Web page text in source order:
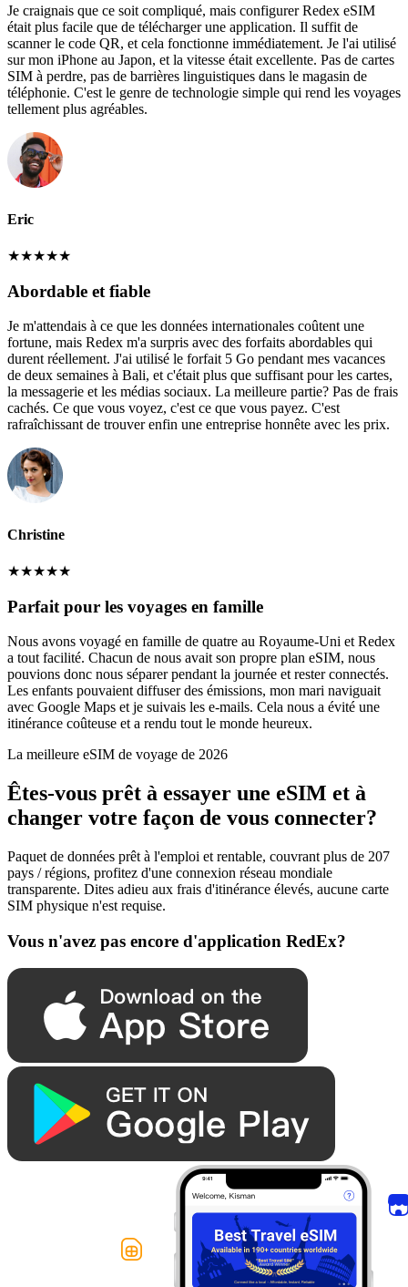
Je craignais que ce soit compliqué, mais configurer Redex eSIM
était plus facile que de télécharger une application. Il suffit de
scanner le code QR, et cela fonctionne immédiatement. Je l'ai utilisé
sur mon iPhone au Japon, et la vitesse était excellente. Pas de cartes
SIM à perdre, pas de barrières linguistiques dans le magasin de
téléphonie. C'est le genre de technologie simple qui rend les voyages
tellement plus agréables.
Eric
★★★★★
Abordable et fiable
Je m'attendais à ce que les données internationales coûtent une
fortune, mais Redex m'a surpris avec des forfaits abordables qui
durent réellement. J'ai utilisé le forfait 5 Go pendant mes vacances
de deux semaines à Bali, et c'était plus que suffisant pour les cartes,
la messagerie et les médias sociaux. La meilleure partie? Pas de frais
cachés. Ce que vous voyez, c'est ce que vous payez. C'est
rafraîchissant de trouver enfin une entreprise honnête avec les prix.
Christine
★★★★★
Parfait pour les voyages en famille
Nous avons voyagé en famille de quatre au Royaume-Uni et Redex
a tout facilité. Chacun de nous avait son propre plan eSIM, nous
pouvions donc nous séparer pendant la journée et rester connectés.
Les enfants pouvaient diffuser des émissions, mon mari naviguait
avec Google Maps et je suivais les e-mails. Cela nous a évité une
itinérance coûteuse et a rendu tout le monde heureux.
La meilleure eSIM de voyage de 2026
Êtes-vous prêt à essayer une eSIM et à
changer votre façon de vous connecter?
Paquet de données prêt à l'emploi et rentable, couvrant plus de 207
pays / régions, profitez d'une connexion réseau mondiale
transparente. Dites adieu aux frais d'itinérance élevés, aucune carte
SIM physique n'est requise.
Vous n'avez pas encore d'application RedEx?